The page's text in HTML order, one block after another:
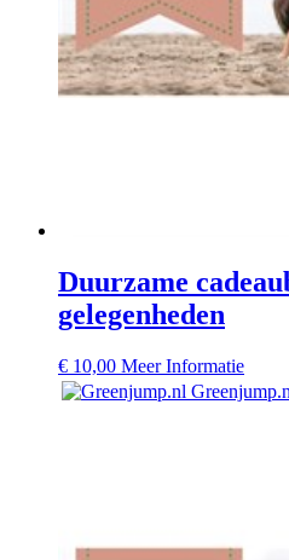
Duurzame
gelegenheden
€ 10,00 Meer Informatie